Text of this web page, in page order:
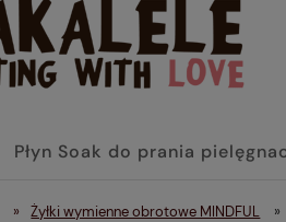
Płyn Soak do prania
» Żyłki wymienne obrotowe MINDFUL »